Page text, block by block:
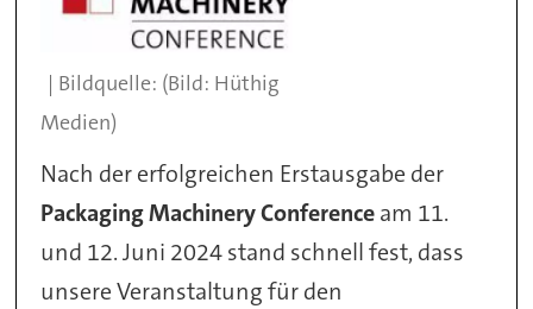
(Bild: Hüthig
Medien)
Nach der erfolgreichen Erstausgabe der
Packaging Machinery Conferenceam 11.
und 12. Juni 2024 stand schnell fest, dass
unsere Veranstaltung für den